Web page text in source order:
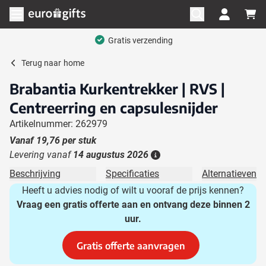
Ga naar de inhoud
Menu openen
Gratis verzending
Terug naar home
Brabantia Kurkentrekker | RVS |
Centreerring en capsulesnijder
Artikelnummer: 262979
Vanaf 19,76 per stuk
Levering vanaf 14 augustus 2026
Beschrijving Specificaties
Alternatieven
Heeft u advies nodig of wilt u vooraf de prijs kennen?
Vraag een gratis offerte aan en ontvang deze binnen 2
uur.
Gratis offerte aanvragen